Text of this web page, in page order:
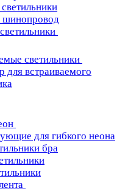
шинопровод
светильники
для встраиваемого
для гибкого неона
бра